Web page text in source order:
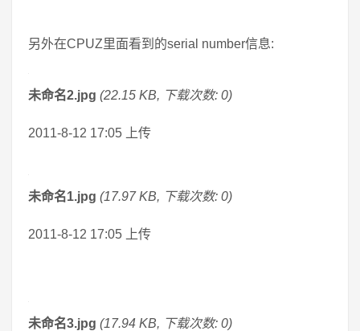
另外在CPUZ里面看到的serial number信息:
未命名2.jpg (22.15 KB, 下载次数: 0)
2011-8-12 17:05 上传
未命名1.jpg (17.97 KB, 下载次数: 0)
2011-8-12 17:05 上传
未命名3.jpg (17.94 KB, 下载次数: 0)